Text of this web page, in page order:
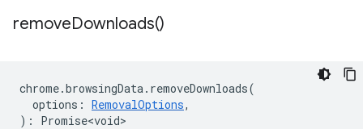
removeDownloads()
chrome.browsingData. removeDownloads(
options : RemovalOptions,
) : Promise<void>